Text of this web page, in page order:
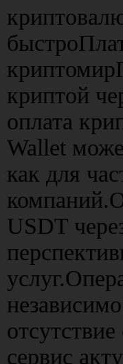
криптой
оплата
Wallet
как для
USDT
сервис